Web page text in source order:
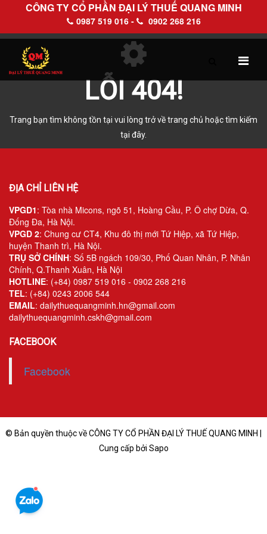
CÔNG TY CỔ PHẦN ĐẠI LÝ THUẾ QUANG MINH
0987 519 016 - 0902 268 216
GIỚI THIỆU
Dịch vụ Đại lý thuế
Làm thủ tục về thuế trọn gói
Kiểm soát rủi ro về thuế
Quyết toán thuế
Hoàn thuế
Soát xét hồ sơ
LỖI 404!
Trang bạn tìm không tồn tại vui lòng trở về trang chủ hoặc tìm kiếm
tại đây.
ĐỊA CHỈ LIÊN HỆ
VPGD1: Tòa nhà Micons, ngõ 51, Hoàng Cầu, P. Ô chợ Dừa, Q.
Đống Đa, Hà Nội.
VPGD 2: Chung cư CT4, Khu đô thị mới Tứ Hiệp, xã Tứ Hiệp,
huyện Thanh trì, Hà Nội.
TRỤ SỞ CHÍNH: Số 5B ngách 109/30, Phố Quan Nhân, P. Nhân
Chính, Q.Thanh Xuân, Hà Nội
HOTLINE: (+84) 0987 519 016 - 0902 268 216
TEL: (+84) 0243 2006 544
EMAIL: dailythuequangminh.hn@gmail.com
dailythuequangminh.cskh@gmail.com
FACEBOOK
Facebook
© Bản quyền thuộc về CÔNG TY CỔ PHẦN ĐẠI LÝ THUẾ QUANG MINH |
Cung cấp bởi Sapo